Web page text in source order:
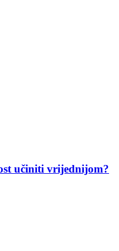
učiniti vrijednijom?